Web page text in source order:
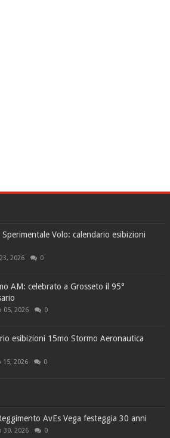
Sperimentale Volo: calendario esibizioni
2026 0
AM: celebrato a Grosseto il 95°
05, 2026 0
esibizioni 15mo Stormo Aeronautica
15, 2026 0
AvEs Vega festeggia 30 anni
30, 2026 0